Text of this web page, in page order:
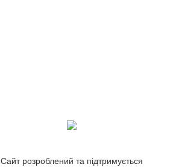
Сайт розроблений та підтримується